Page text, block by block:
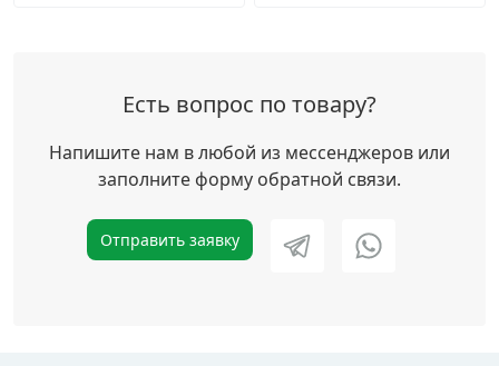
Есть вопрос по товару?
Напишите нам в любой из мессенджеров или
заполните форму обратной связи.
Отправить заявку